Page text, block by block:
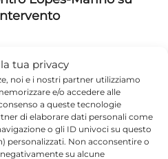
tua privacy
noi e i nostri partner utilizziamo
e/o accedere alle
a queste tecnologie
di elaborare dati personali come
o gli ID univoci su questo
personalizzati. Non acconsentire o
su alcune
operatori in campo a
identificati e 23 stranieri
sotto il sole sulla